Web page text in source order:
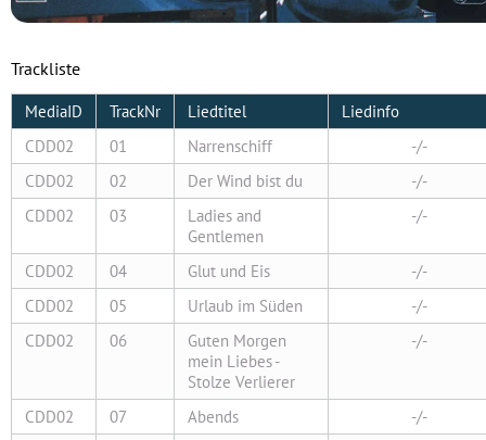
Trackliste
CDD02 01 Narrenschiff
-/-
CDD02
02 Der Wind bist du
-/-
CDD02
03
Ladies and
Gentlemen
-/-
CDD02 04 Glut und Eis
-/-
CDD02
05 Urlaub im Süden
-/-
CDD02
06
Guten Morgen
mein Liebes -
Stolze Verlierer
-/-
CDD02 07 Abends
-/-
MediaID TrackNr Liedtitel Liedinfo